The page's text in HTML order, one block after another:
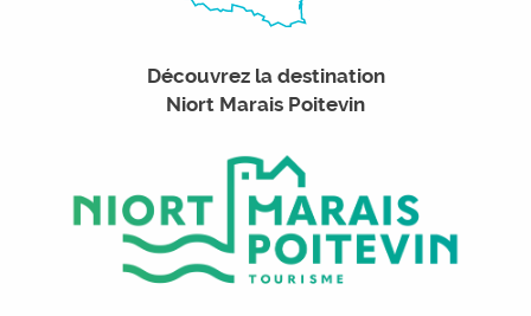
Découvrez la destination
Niort Marais Poitevin